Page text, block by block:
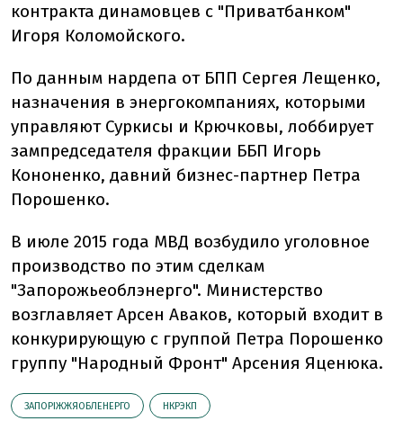
контракта динамовцев с "Приватбанком"
Игоря Коломойского.
По данным нардепа от БПП Сергея Лещенко,
назначения в энергокомпаниях, которыми
управляют Суркисы и Крючковы, лоббирует
зампредседателя фракции ББП Игорь
Кононенко, давний бизнес-партнер Петра
Порошенко.
В июле 2015 года МВД возбудило уголовное
производство по этим сделкам
"Запорожьеоблэнерго". Министерство
возглавляет Арсен Аваков, который входит в
конкурирующую с группой Петра Порошенко
группу "Народный Фронт" Арсения Яценюка.
ЗАПОРІЖЖЯОБЛЕНЕРГО НКРЭКП